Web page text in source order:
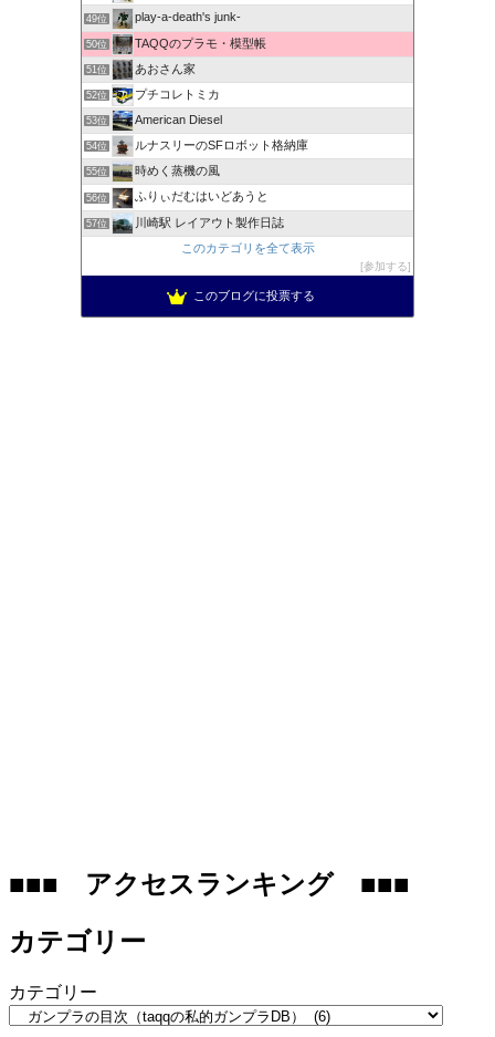
49位 play-a-death's junk-
50位 TAQQのプラモ・模型帳
51位 あおさん家
52位 プチコレトミカ
53位 American Diesel
54位 ルナスリーのSFロボット格納庫
55位 時めく蒸機の風
56位 ふりぃだむはいどあうと
57位
川崎駅 レイアウト製作日誌
このカテゴリを全て表示
参加する
このブログに投票する
■■■ アクセスランキング ■■■
カテゴリー
カテゴリー